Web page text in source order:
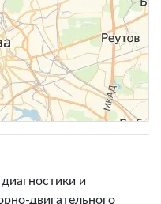
и
двигательного